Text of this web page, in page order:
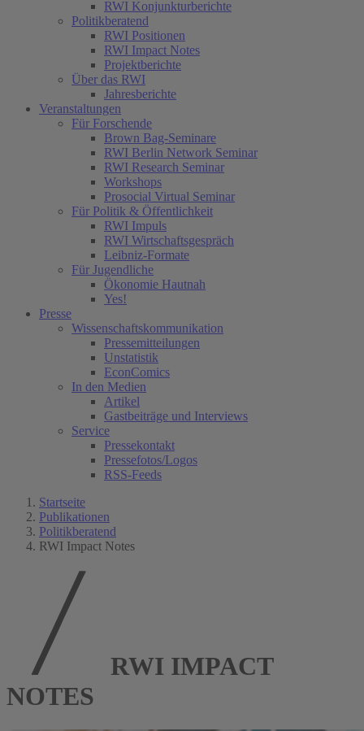
RWI Konjunkturberichte
Politikberatend
RWI Positionen
RWI Impact Notes(current)
Projektberichte
Über das RWI
Jahresberichte
Veranstaltungen
Für Forschende
Brown Bag-Seminare
RWI Berlin Network Seminar
RWI Research Seminar
Workshops
Prosocial Virtual Seminar
Für Politik & Öffentlichkeit
RWI Impuls
RWI Wirtschaftsgespräch
Leibniz-Formate
Für Jugendliche
Ökonomie Hautnah
Yes!
Presse
Wissenschaftskommunikation
Pressemitteilungen
Unstatistik
EconComics
In den Medien
Artikel
Gastbeiträge und Interviews
Service
Pressekontakt
Pressefotos/Logos
RSS-Feeds
Startseite
Publikationen
Politikberatend
RWI Impact Notes
RWI IMPACT
NOTES